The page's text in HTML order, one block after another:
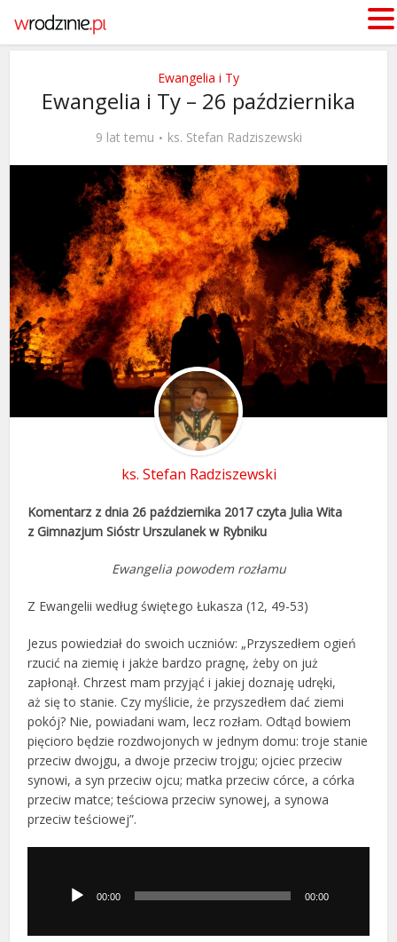
Ewangelia i Ty
Ewangelia i Ty – 26 października
9 lat temu ks. Stefan Radziszewski
ks. Stefan Radziszewski
Komentarz z dnia 26 października 2017 czyta Julia Wita
z Gimnazjum Sióstr Urszulanek w Rybniku
Ewangelia powodem rozłamu
Z Ewangelii według świętego Łukasza (12, 49-53)
Jezus powiedział do swoich uczniów: „Przyszedłem ogień
rzucić na ziemię i jakże bardzo pragnę, żeby on już
zapłonął. Chrzest mam przyjąć i jakiej doznaję udręki,
aż się to stanie. Czy myślicie, że przyszedłem dać ziemi
pokój? Nie, powiadani wam, lecz rozłam. Odtąd bowiem
pięcioro będzie rozdwojonych w jednym domu: troje stanie
przeciw dwojgu, a dwoje przeciw trojgu; ojciec przeciw
synowi, a syn przeciw ojcu; matka przeciw córce, a córka
przeciw matce; teściowa przeciw synowej, a synowa
przeciw teściowej”.
dźwiękowych00:00 00:00